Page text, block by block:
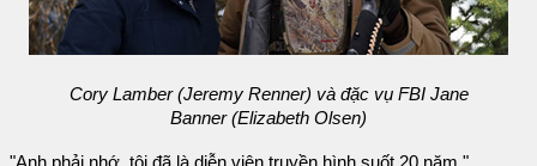
Cory Lamber (Jeremy Renner) và đặc vụ FBI Jane
Banner (Elizabeth Olsen)